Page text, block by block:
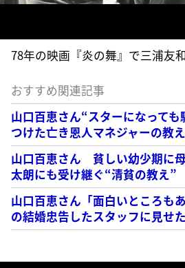
78年の映画『炎の舞』で三浦友
おすすめ関連記事
山口百恵さん“スターになって
つけた亡き恩人マネジャーの教え
山口百恵さん 貧しい幼少期に
太朗にも受け継ぐ“清貧の教え”
山口百恵さん「面白いところも
の結婚忠告したスタッフに見せ